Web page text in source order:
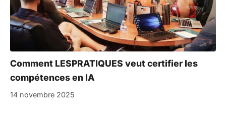
Comment LESPRATIQUES veut certifier les
compétences en IA
14 novembre 2025